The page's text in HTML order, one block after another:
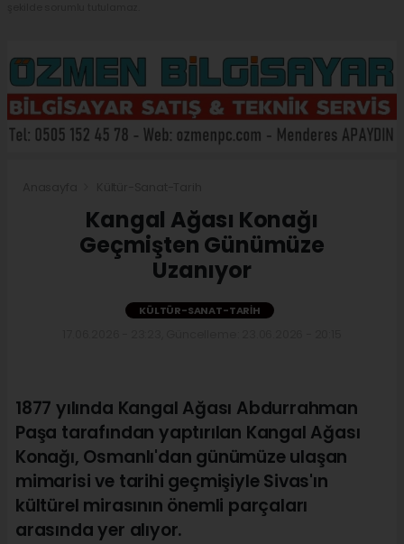
Kangal Ağası Konağı
Geçmişten Günümüze
Uzanıyor
KÜLTÜR-SANAT-TARIH
1877 yılında Kangal Ağası Abdurrahman
Paşa tarafından yaptırılan Kangal Ağası
Konağı, Osmanlı'dan günümüze ulaşan
mimarisi ve tarihi geçmişiyle Sivas'ın
kültürel mirasının önemli parçaları
arasında yer alıyor.